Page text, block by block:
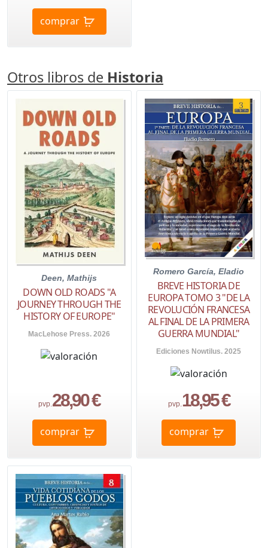
comprar
Otros libros de Historia
Deen, Mathijs
DOWN OLD ROADS "A
JOURNEY THROUGH THE
HISTORY OF EUROPE"
MacLehose Press. 2026
pvp. 28,90 €
comprar
Romero García, Eladio
BREVE HISTORIA DE
EUROPA TOMO 3 "DE LA
REVOLUCIÓN FRANCESA
AL FINAL DE LA PRIMERA
GUERRA MUNDIAL"
Ediciones Nowtilus. 2025
pvp. 18,95 €
comprar